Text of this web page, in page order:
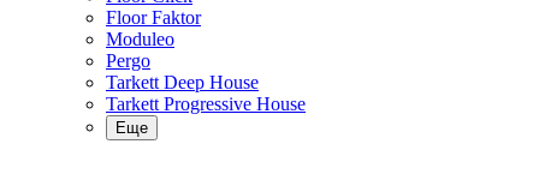
Floor Faktor
Moduleo
Pergo
Tarkett Deep House
Tarkett Progressive House
Еще